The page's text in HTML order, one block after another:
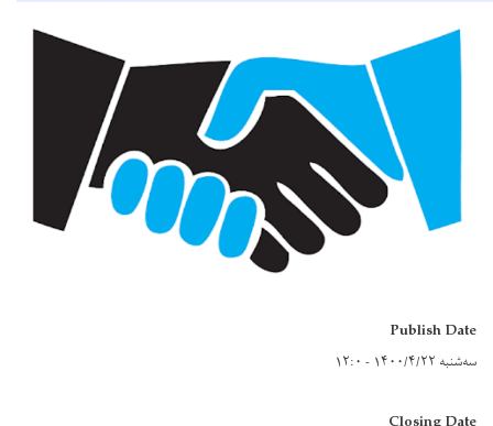
Publish Date
سه‌شنبه ۱۴۰۰/۴/۲۲ - ۱۲:۰